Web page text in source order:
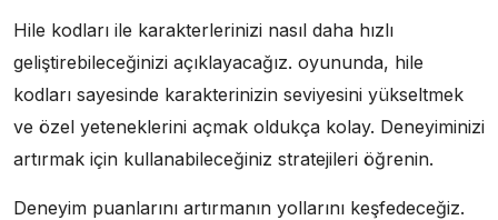
Hile kodları ile karakterlerinizi nasıl daha hızlı
geliştirebileceğinizi açıklayacağız. oyununda, hile
kodları sayesinde karakterinizin seviyesini yükseltmek
ve özel yeteneklerini açmak oldukça kolay. Deneyiminizi
artırmak için kullanabileceğiniz stratejileri öğrenin.
Deneyim puanlarını artırmanın yollarını keşfedeceğiz.